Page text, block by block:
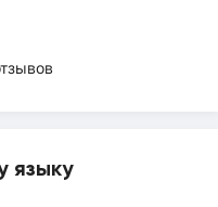
языку